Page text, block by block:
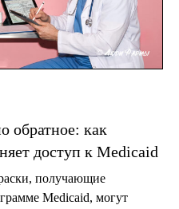
обратное: как
доступ к Medicaid
получающие
Medicaid, могут